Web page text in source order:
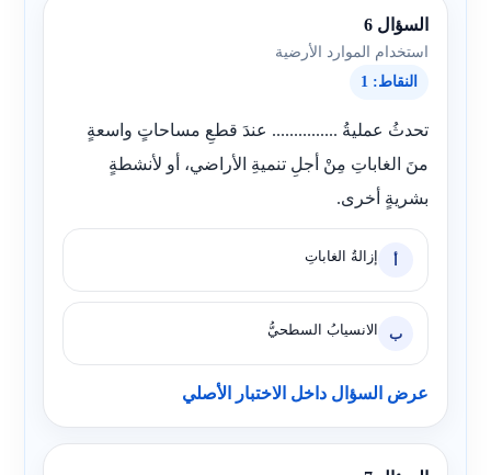
السؤال 6
استخدام الموارد الأرضية
النقاط: 1
تحدثُ عمليةُ ............... عندَ قطعِ مساحاتٍ واسعةٍ
منَ الغاباتِ مِنْ أجلِ تنميةِ الأراضي، أو لأنشطةٍ
بشريةٍ أخرى.
أ إزالةُ الغاباتِ
ب الانسيابُ السطحيُّ
عرض السؤال داخل الاختبار الأصلي